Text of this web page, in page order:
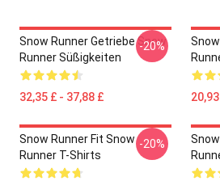
Snow Runner Getriebe Snow
Runner Süßigkeiten
32,35 £ - 37,88 £
-20%
Snow Runner Fit Snow
Runner T-Shirts
-20%